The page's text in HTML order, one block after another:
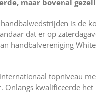
maar bovenal
is de
dat er op
handbalvereniging
topniveau
kwalificeerde